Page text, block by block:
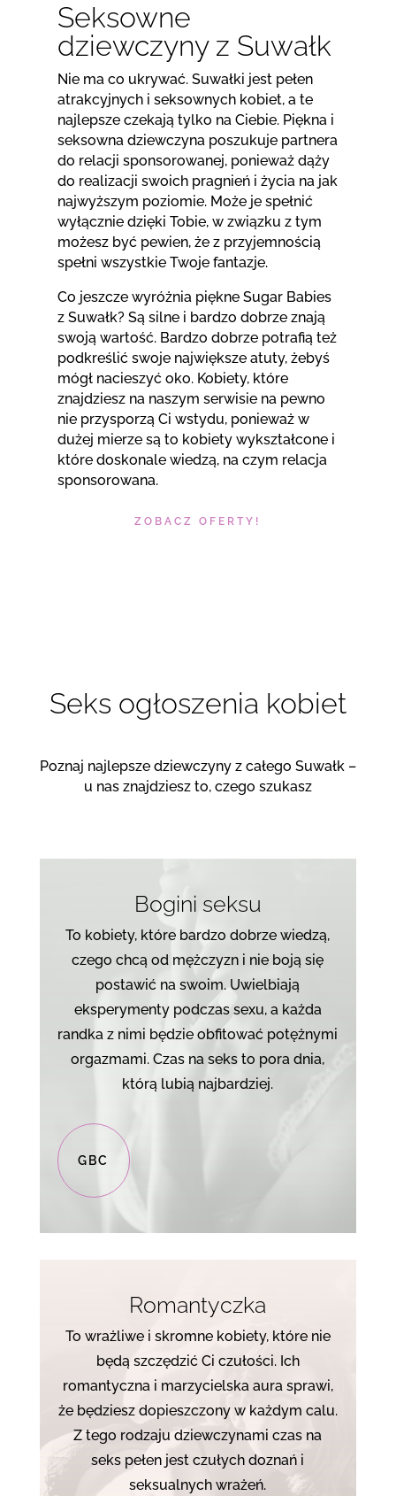
Seksowne
dziewczyny z Suwałk
Nie ma co ukrywać. Suwałki jest pełen
atrakcyjnych i seksownych kobiet, a te
najlepsze czekają tylko na Ciebie. Piękna i
seksowna dziewczyna poszukuje partnera
do relacji sponsorowanej, ponieważ dąży
do realizacji swoich pragnień i życia na jak
najwyższym poziomie. Może je spełnić
wyłącznie dzięki Tobie, w związku z tym
możesz być pewien, że z przyjemnością
spełni wszystkie Twoje fantazje.
Co jeszcze wyróżnia piękne Sugar Babies
z Suwałk? Są silne i bardzo dobrze znają
swoją wartość. Bardzo dobrze potrafią też
podkreślić swoje największe atuty, żebyś
mógł nacieszyć oko. Kobiety, które
znajdziesz na naszym serwisie na pewno
nie przysporzą Ci wstydu, ponieważ w
dużej mierze są to kobiety wykształcone i
które doskonale wiedzą, na czym relacja
sponsorowana.
ZOBACZ OFERTY!
Seks ogłoszenia kobiet
Poznaj najlepsze dziewczyny z całego Suwałk –
u nas znajdziesz to, czego szukasz
Bogini seksu
To kobiety, które bardzo dobrze wiedzą,
czego chcą od mężczyzn i nie boją się
postawić na swoim. Uwielbiają
eksperymenty podczas sexu, a każda
randka z nimi będzie obfitować potężnymi
orgazmami. Czas na seks to pora dnia,
którą lubią najbardziej.
GBC
Romantyczka
To wrażliwe i skromne kobiety, które nie
będą szczędzić Ci czułości. Ich
romantyczna i marzycielska aura sprawi,
że będziesz dopieszczony w każdym calu.
Z tego rodzaju dziewczynami czas na
seks pełen jest czułych doznań i
seksualnych wrażeń.